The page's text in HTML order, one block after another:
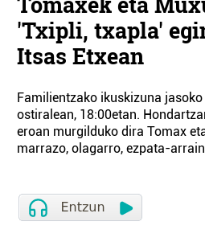
'Txipli, txapla'
Itsas Etxean
Familientzako ikuskizuna
ostiralean, 18:00etan.
eroan murgilduko dira Tomax
marrazo, olagarro, ezpata-